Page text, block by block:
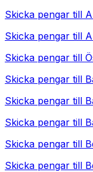
Skicka pengar till
Skicka pengar till
Skicka pengar till
Skicka pengar till
Skicka pengar till
Skicka pengar till
Skicka pengar till
Skicka pengar till